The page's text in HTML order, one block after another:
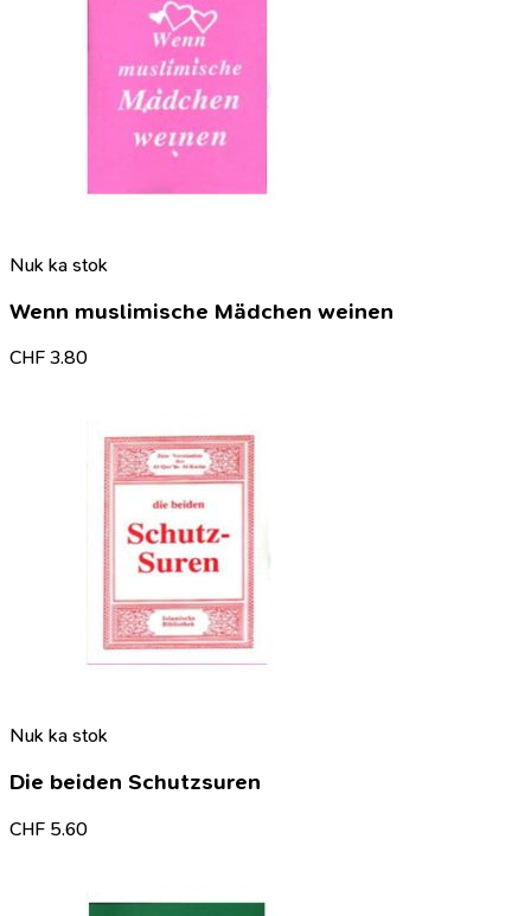
Nuk ka stok
Wenn muslimische Mädchen weinen
CHF 3.80
Nuk ka stok
Die beiden Schutzsuren
CHF 5.60